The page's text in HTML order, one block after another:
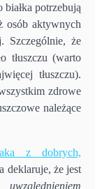
potrzebują
osób aktywnych
Szczególnie, że
tłuszczu (warto
tłuszczu).
zdrowe
należące
z dobrych,
deklaruje, że jest